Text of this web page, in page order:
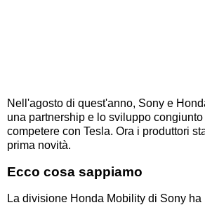
Nell'agosto di quest'anno, Sony e
una partnership e lo sviluppo
competere con Tesla. Ora i produttori
prima novità.
Ecco cosa sappiamo
La divisione Honda Mobility di Sony